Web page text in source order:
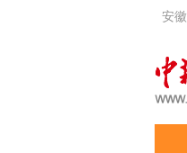
安徽